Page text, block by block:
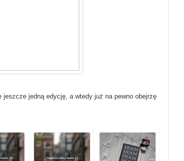
jedną edycję, a wtedy już na pewno obejrzę